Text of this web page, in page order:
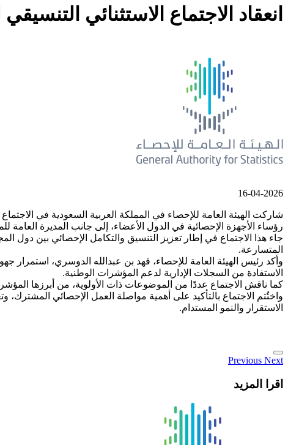
انعقاد الاجتماع الاستثنائي
16-04-2026
شاركت الهيئة العامة للإحصاء في المملكة العربية السعودية في
رؤساء الأجهزة الإحصائية في الدول الأعضاء، إلى جانب المديرة العامة
جاء هذا الاجتماع في إطار تعزيز التنسيق والتكامل الإحصائي بين دول
المتسارعة.
وأكد رئيس الهيئة العامة للإحصاء، فهد بن عبدالله الدوسري، استمرار
الاستفادة من السجلات الإدارية لدعم المؤشرات الوطنية.
كما ناقش الاجتماع عددًا من الموضوعات ذات الأولوية، من أبرزها
واختُتم الاجتماع بالتأكيد على أهمية مواصلة العمل الإحصائي المشترك،
الاستقرار والنمو المستدام.
Previous Next
اقرا المزيد